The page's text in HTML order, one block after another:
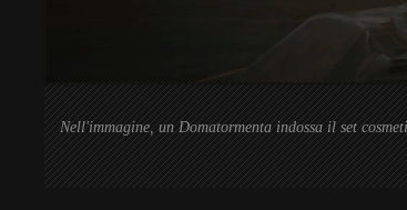
Nell'immagine, un Domatormenta indossa il set